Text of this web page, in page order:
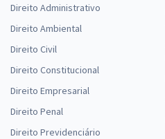
Direito Administrativo
Direito Ambiental
Direito Civil
Direito Constitucional
Direito Empresarial
Direito Penal
Direito Previdenciário